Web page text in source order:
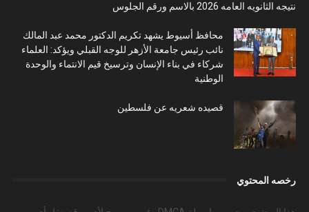
نتيجه الثانويه العامه 2026 بالاسم ورقم الجلوس
محافظ أسيوط يشهد تكريم الدكتور محمد عبد المالك
نائب رئيس جامعة الأزهر للوجه القبلي ويؤكد: العلماء
شركاء في بناء الإنسان وترسيخ قيم الانتماء والوحدة
الوطنية
قصيده شعريه عن فلسطين
رخصه المحتوي